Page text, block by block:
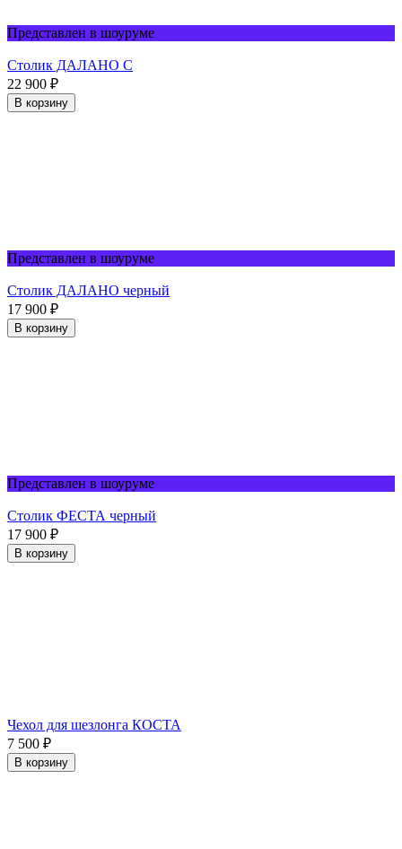
Представлен в шоуруме
Столик ДАЛАНО С
22 900 ₽
В корзину
Представлен в шоуруме
Столик ДАЛАНО черный
17 900 ₽
В корзину
Представлен в шоуруме
Столик ФЕСТА черный
17 900 ₽
В корзину
Чехол для шезлонга КОСТА
7 500 ₽
В корзину